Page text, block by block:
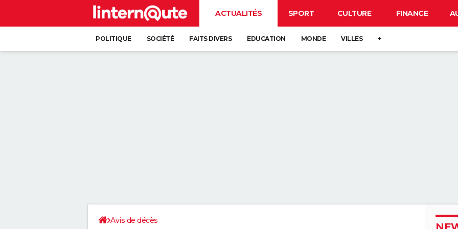
ACTUALITÉS SPORT CULTURE FINANCE
POLITIQUE SOCIÉTÉ FAITS DIVERS EDUCATION MONDE VILLES +
Avis de décès